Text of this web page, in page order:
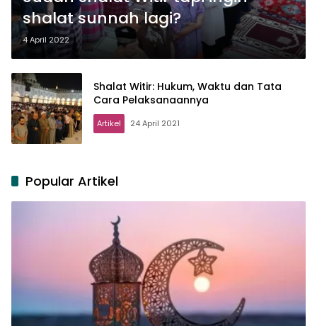
shalat sunnah lagi?
4 April 2022
Shalat Witir: Hukum, Waktu dan Tata
Cara Pelaksanaannya
Artikel 24 April 2021
Popular Artikel